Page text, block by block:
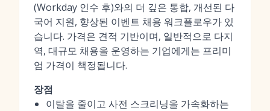
(Workday 인수 후)와의 더 깊은 통합, 개선된 다
국어 지원, 향상된 이벤트 채용 워크플로우가 있
습니다. 가격은 견적 기반이며, 일반적으로 다지
역, 대규모 채용을 운영하는 기업에게는 프리미
엄 가격이 책정됩니다.
장점
이탈을 줄이고 사전 스크리닝을 가속화하는